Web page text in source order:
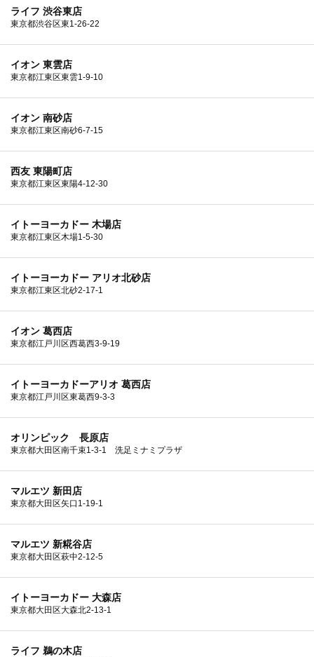
ライフ 渋谷東店
東京都渋谷区東1-26-22
イオン 東雲店
東京都江東区東雲1-9-10
イオン 南砂店
東京都江東区南砂6-7-15
西友 東陽町店
東京都江東区東陽4-12-30
イトーヨーカドー 木場店
東京都江東区木場1-5-30
イトーヨーカドー アリオ北砂店
東京都江東区北砂2-17-1
イオン 葛西店
東京都江戸川区西葛西3-9-19
イトーヨーカドーアリオ 葛西店
東京都江戸川区東葛西9-3-3
オリンピック 長原店
東京都大田区南千束1-3-1 洗足ミナミプラザ
マルエツ 新田店
東京都大田区矢口1-19-1
マルエツ 新糀谷店
東京都大田区萩中2-12-5
イトーヨーカドー 大森店
東京都大田区大森北2-13-1
ライフ 鵜の木店